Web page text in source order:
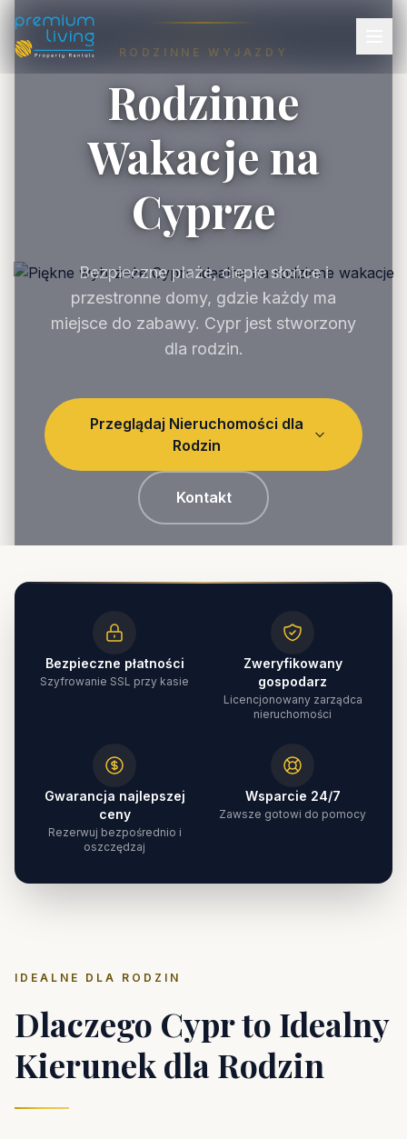
RODZINNE WYJAZDY
Rodzinne
Wakacje na
Cyprze
Bezpieczne plaże, ciepłe słońce i
przestronne domy, gdzie każdy ma
miejsce do zabawy. Cypr jest stworzony
dla rodzin.
Przeglądaj Nieruchomości dla
Rodzin
Kontakt
Bezpieczne płatności
Szyfrowanie SSL przy kasie
Zweryfikowany
gospodarz
Licencjonowany zarządca
nieruchomości
Gwarancja najlepszej
ceny
Rezerwuj bezpośrednio i
oszczędzaj
Wsparcie 24/7
Zawsze gotowi do pomocy
IDEALNE DLA RODZIN
Dlaczego Cypr to Idealny
Kierunek dla Rodzin